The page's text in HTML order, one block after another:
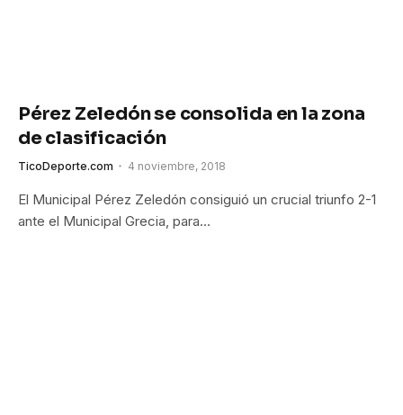
Pérez Zeledón se consolida en la zona
de clasificación
TicoDeporte.com 4 noviembre, 2018
El Municipal Pérez Zeledón consiguió un crucial triunfo 2-1
ante el Municipal Grecia, para…